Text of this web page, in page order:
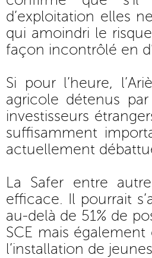
d’exploitation elles
qui amoindri le
façon incontrôlé en
Si pour l’heure,
agricole détenus
investisseurs
suffisamment
actuellement
La Safer entre
efficace. Il pourrait
au-delà de 51% de
SCE mais
l’installation de